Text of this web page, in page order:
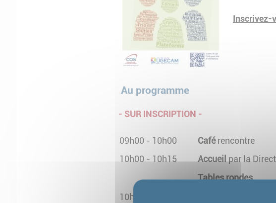
Inscrivez-
Au programme
- SUR INSCRIPTION -
09h00 - 10h00 Caférencontre
10h00 - 10h15
Accueil par la
10h15 – 12h15
Tables rondes